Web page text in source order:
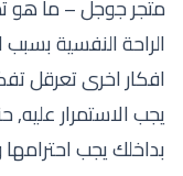
متجر جوجل – ما هو
الراحة النفسية
افكار اخرى تعرقل
يجب الاستمرار
بداخلك يجب